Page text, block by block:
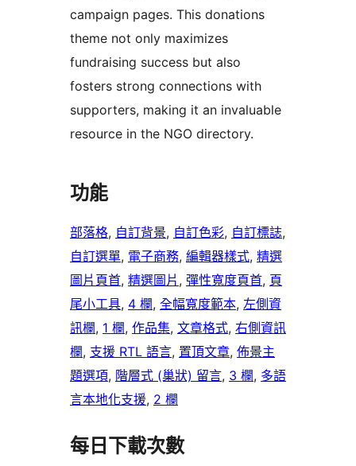
campaign pages. This donations
theme not only maximizes
fundraising success but also
fosters strong connections with
supporters, making it an invaluable
resource in the NGO directory.
功能
部落格, 自訂背景, 自訂色彩, 自訂標誌
自訂選單, 電子商務, 編輯器樣式, 精選
圖片頁首, 精選圖片 , 彈性寬度頁首, 頁
尾小工具, 4 欄, 全幅寬度範本, 左側資
訊欄, 1 欄, 作品集, 文章格式, 右側資訊
欄, 支援 RTL 語言, 置頂文章, 佈景主
題選項, 階層式 (巢狀) 留言, 3 欄, 多語
言本地化支援, 2 欄
每日下載次數